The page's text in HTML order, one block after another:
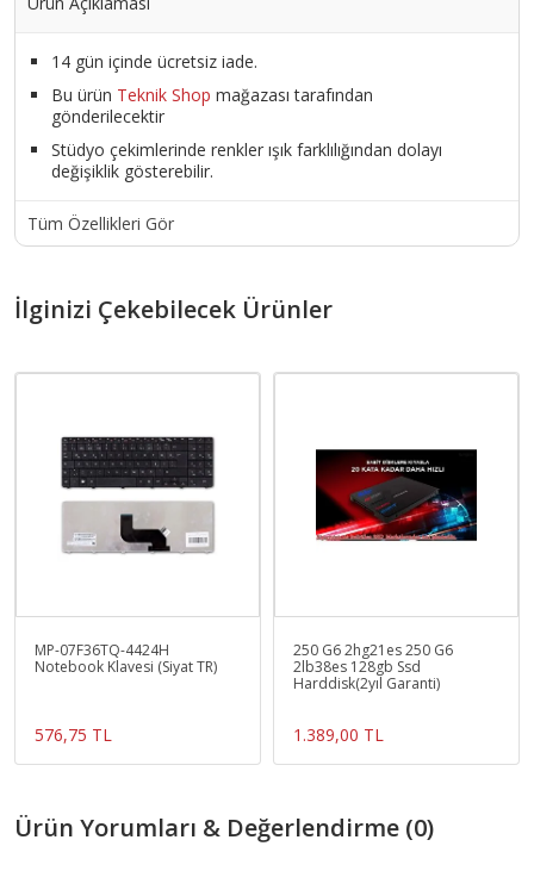
14 gün içinde ücretsiz iade.
Bu ürün Teknik Shop mağazası tarafından
gönderilecektir
Stüdyo çekimlerinde renkler ışık farklılığından dolayı
değişiklik gösterebilir.
Tüm Özellikleri Gör
İlginizi Çekebilecek Ürünler
MP-07F36TQ-4424H
Notebook Klavesi (Siyat TR)
576,75 TL
250 G6 2hg21es 250 G6
2lb38es 128gb Ssd
Harddisk(2yıl Garanti)
1.389,00 TL
Ürün Yorumları & Değerlendirme (0)